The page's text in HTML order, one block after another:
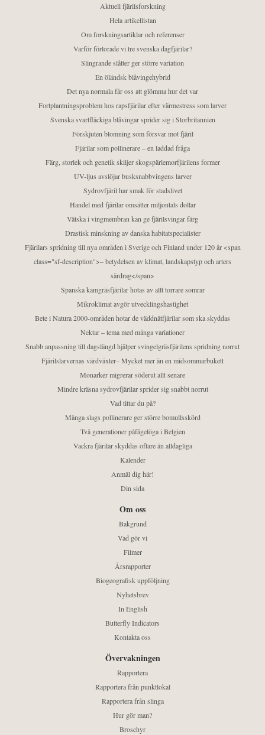
Aktuell fjärilsforskning
Hela artikellistan
Om forskningsartiklar och referenser
Varför förlorade vi tre svenska dagfjärilar?
Slingrande slåtter ger större variation
En öländsk blåvingehybrid
Det nya normala får oss att glömma hur det var
Fortplantningsproblem hos rapsfjärilar efter värmestress som larver
Svenska svartfläckiga blåvingar sprider sig i Storbritannien
Förskjuten blomning som försvar mot fjäril
Fjärilar som pollinerare – en laddad fråga
Färg, storlek och genetik skiljer skogspärlemorfjärilens former
UV-ljus avslöjar busksnabbvingens larver
Sydrovfjäril har smak för stadslivet
Handel med fjärilar omsätter miljontals dollar
Vätska i vingmembran kan ge fjärilsvingar färg
Drastisk minskning av danska habitatspecialister
Fjärilars spridning till nya områden i Sverige och Finland under 120 år <span
class="sf-description">– betydelsen av klimat, landskapstyp och arters
särdrag</span>
Spanska kamgräsfjärilar hotas av allt torrare somrar
Mikroklimat avgör utvecklingshastighet
Bete i Natura 2000-områden hotar de väddnätfjärilar som ska skyddas
Nektar – tema med många variationer
Snabb anpassning till dagslängd hjälper svingelgräsfjärilens spridning norrut
Fjärilslarvernas värdväxter– Mycket mer än en midsommarbukett
Monarker migrerar söderut allt senare
Mindre kräsna sydrovfjärilar sprider sig snabbt norrut
Vad tittar du på?
Många slags pollinerare ger större bomullsskörd
Två generationer påfågelöga i Belgien
Vackra fjärilar skyddas oftare än alldagliga
Kalender
Anmäl dig här!
Din sida
Om oss
Bakgrund
Vad gör vi
Filmer
Årsrapporter
Biogeografisk uppföljning
Nyhetsbrev
In English
Butterfly Indicators
Kontakta oss
Övervakningen
Rapportera
Rapportera från punktlokal
Rapportera från slinga
Hur gör man?
Broschyr